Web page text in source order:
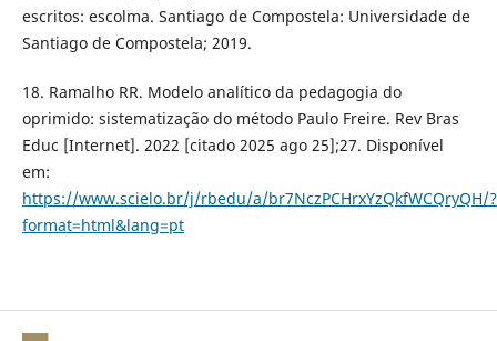
escritos: escolma. Santiago de Compostela: Universidade de
Santiago de Compostela; 2019.
18. Ramalho RR. Modelo analítico da pedagogia do
oprimido: sistematização do método Paulo Freire. Rev Bras
Educ [Internet]. 2022 [citado 2025 ago 25];27. Disponível
em:
https://www.scielo.br/j/rbedu/a/br7NczPCHrxYzQkfWCQryQH/?
format=html&lang=pt